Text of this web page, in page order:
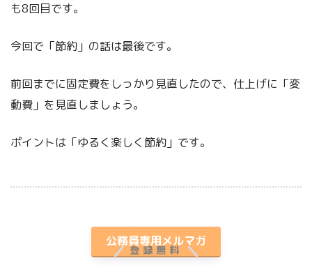
も8回目です。
今回で「節約」の話は最後です。
前回までに固定費をしっかり見直したので、仕上げに「変
動費」を見直しましょう。
ポイントは「ゆるく楽しく節約」です。
プレゼント付き
公務員専用メルマガ
登録無料